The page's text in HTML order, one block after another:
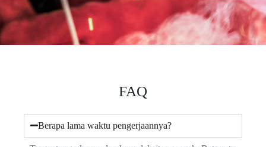
FAQ
Berapa lama waktu pengerjaannya?